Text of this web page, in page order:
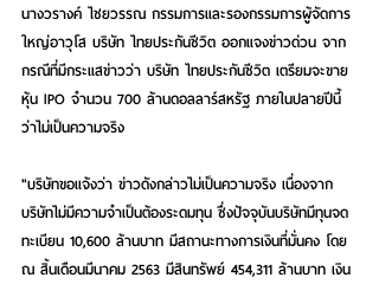
นางวรางค์ ไชยวรรณ กรรมการและรองกรรมการผู้จัดการ
ใหญ่อาวุโส บริษัท ไทยประกันชีวิต ออกแจงข่าวด่วน จาก
กรณีที่มีกระแสข่าวว่า บริษัท ไทยประกันชีวิต เตรียมจะขาย
หุ้น lPO จำนวน 700 ล้านดอลลาร์สหรัฐ ภายในปลายปีนี้
ว่าไม่เป็นความจริง
"บริษัทขอแจ้งว่า ข่าวดังกล่าวไม่เป็นความจริง เนื่องจาก
บริษัทไม่มีความจำเป็นต้องระดมทุน ซึ่งปัจจุบันบริษัทมีทุนจด
ทะเบียน 10,600 ล้านบาท มีสถานะทางการเงินที่มั่นคง โดย
ณ สิ้นเดือนมีนาคม 2563 มีสินทรัพย์ 454,311 ล้านบาท เงิน